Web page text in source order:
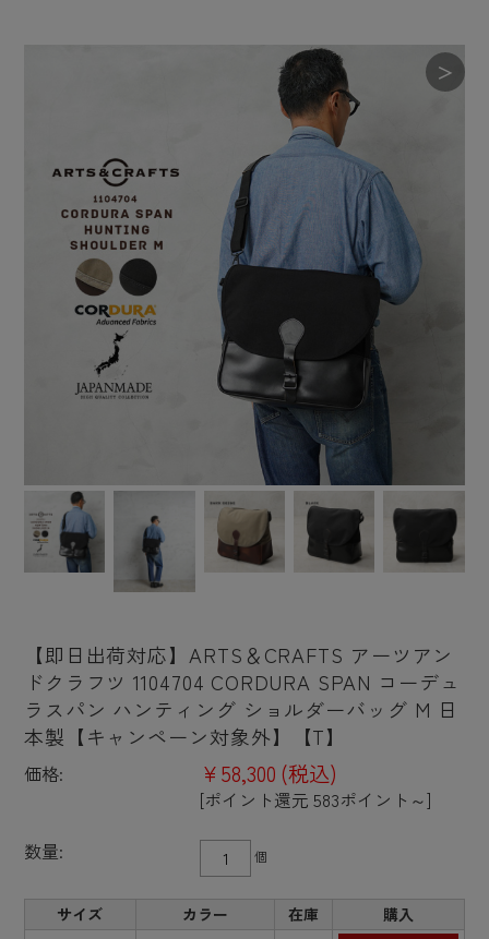
＞
【即日出荷対応】ARTS＆CRAFTS アーツアン
ドクラフツ 1104704 CORDURA SPAN コーデュ
ラスパン ハンティング ショルダーバッグ M 日
本製【キャンペーン対象外】【T】
価格: ¥58,300 (税込)
[ポイント還元 583ポイント～]
数量:
個
サイズ カラー 在庫 購入